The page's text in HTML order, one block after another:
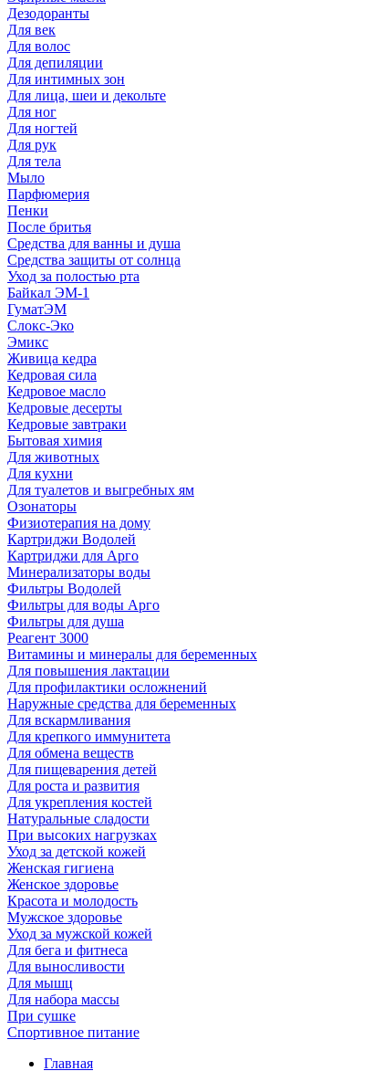
Дезодоранты
Для век
Для волос
Для депиляции
Для интимных зон
Для лица, шеи и декольте
Для ног
Для ногтей
Для рук
Для тела
Мыло
Парфюмерия
Пенки
После бритья
Средства для ванны и душа
Средства защиты от солнца
Уход за полостью рта
Байкал ЭМ-1
ГуматЭМ
Слокс-Эко
Эмикс
Живица кедра
Кедровая сила
Кедровое масло
Кедровые десерты
Кедровые завтраки
Бытовая химия
Для животных
Для кухни
Для туалетов и выгребных ям
Озонаторы
Физиотерапия на дому
Картриджи Водолей
Картриджи для Арго
Минерализаторы воды
Фильтры Водолей
Фильтры для воды Арго
Фильтры для душа
Реагент 3000
Витамины и минералы для беременных
Для повышения лактации
Для профилактики осложнений
Наружные средства для беременных
Для вскармливания
Для крепкого иммунитета
Для обмена веществ
Для пищеварения детей
Для роста и развития
Для укрепления костей
Натуральные сладости
При высоких нагрузках
Уход за детской кожей
Женская гигиена
Женское здоровье
Красота и молодость
Мужское здоровье
Уход за мужской кожей
Для бега и фитнеса
Для выносливости
Для мышц
Для набора массы
При сушке
Спортивное питание
Главная